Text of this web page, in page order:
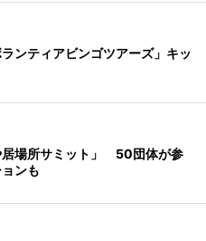
ンティアビンゴツアーズ」キッ
居場所サミット」 50団体が参
ンも